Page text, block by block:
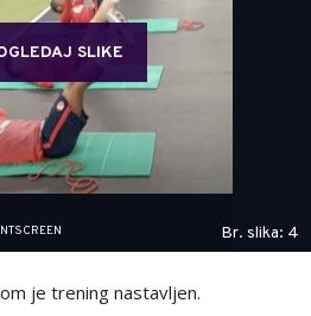
SLIKE
Br. slika: 4
je trening nastavljen.